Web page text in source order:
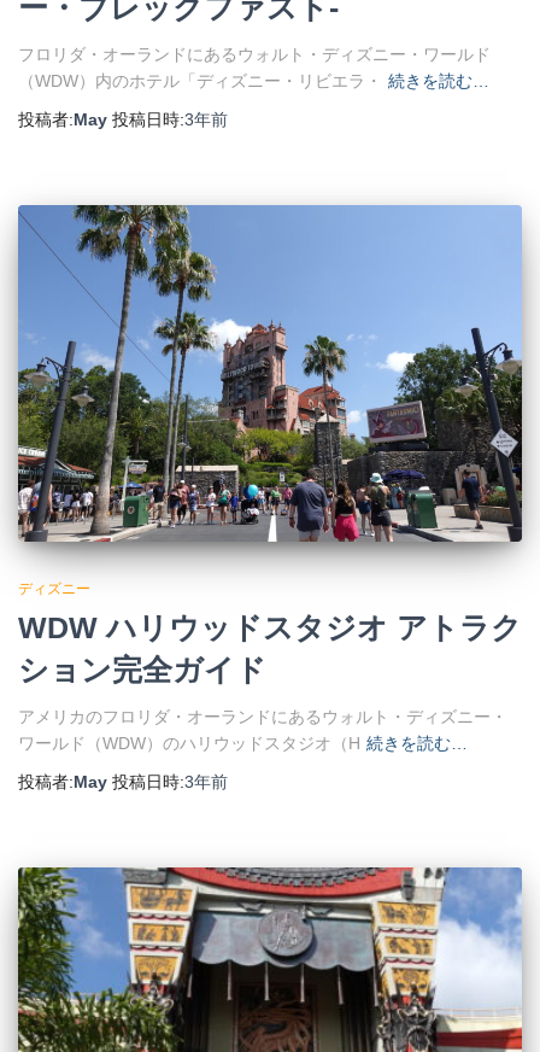
ー・ブレックファスト-
フロリダ・オーランドにあるウォルト・ディズニー・ワールド
（WDW）内のホテル「ディズニー・リビエラ・
続きを読む…
投稿者:May 投稿日時:3年前
ディズニー
WDW ハリウッドスタジオ アトラク
ション完全ガイド
アメリカのフロリダ・オーランドにあるウォルト・ディズニー・
ワールド（WDW）のハリウッドスタジオ（H 続きを読む…
投稿者:May 投稿日時:3年前